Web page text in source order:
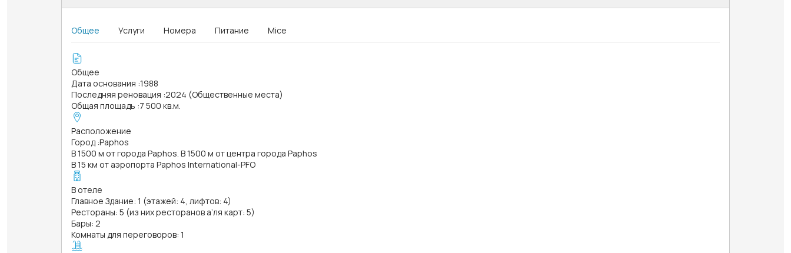
Общее Услуги Номера Питание Mice
Общее
Дата основания :1988
Последняя реновация :2024 (Общественные места)
Общая площадь :7 500 кв.м.
Расположение
Город :Paphos
В 1500 м от города Paphos. В 1500 м от центра города Paphos
В 15 км от аэропорта Paphos International-PFO
В отеле
Главное Здание: 1 (этажей: 4, лифтов: 4)
Рестораны: 5 (из них ресторанов а’ля карт: 5)
Бары: 2
Комнаты для переговоров: 1